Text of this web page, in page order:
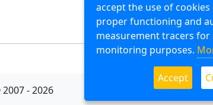
- 2026
accept the use of
proper functioning and
measurement tracers for
monitoring purposes.
Accept